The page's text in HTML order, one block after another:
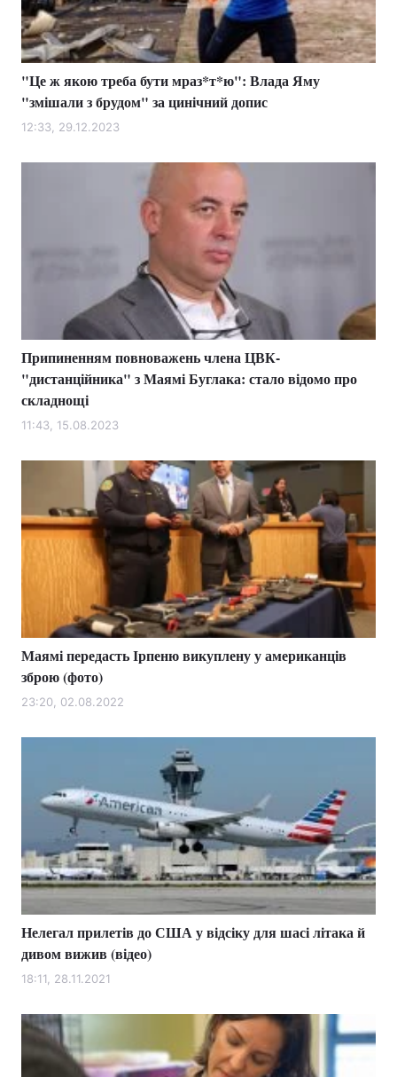
Головна Війна
Україна
Економіка Світ
Наука
Лайт
Інциденти
Здоров'я Туризм
Цікавинки Погода
Екологія
Лонгріди
Відео з Youtube Статті
Інтерв'ю Думки
Вакансії
Контакти
Тема оформлення
"Це ж якою треба бути мраз*т*ю": Влада Яму
"змішали з брудом" за цинічний допис
12:33, 29.12.2023
Припиненням повноважень члена ЦВК-
"дистанційника" з Маямі Буглака: стало відомо про
складнощі
11:43, 15.08.2023
Маямі передасть Ірпеню викуплену у американців
зброю (фото)
23:20, 02.08.2022
Нелегал прилетів до США у відсіку для шасі літака й
дивом вижив (відео)
18:11, 28.11.2021